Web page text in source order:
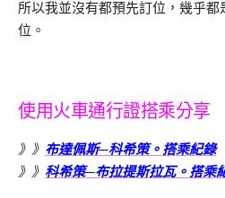
所以我並沒有都預先訂位，幾乎都
位。
使用火車通行證搭乘分享
》》 布達佩斯─科希策。搭乘紀錄
》》 科希策─布拉提斯拉瓦。搭乘